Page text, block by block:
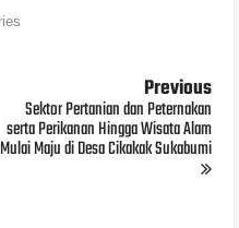
Previous
Sektor Pertanian dan Peternakan
serta Perikanan Hingga Wisata Alam
Mulai Maju di Desa Cikakak Sukabumi